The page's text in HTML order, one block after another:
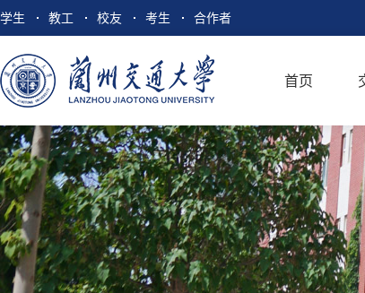
学生 教工 校友 考生 合作者
首页